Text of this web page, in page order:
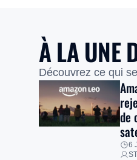
À LA UNE
Découvrez ce qui
de
6